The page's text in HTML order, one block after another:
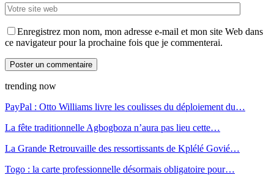
Enregistrez mon nom, mon adresse e-mail et mon site Web dans
ce navigateur pour la prochaine fois que je commenterai.
trending now
PayPal : Otto Williams livre les coulisses du déploiement du…
La fête traditionnelle Agbogboza n’aura pas lieu cette…
La Grande Retrouvaille des ressortissants de Kplélé Govié…
Togo : la carte professionnelle désormais obligatoire pour…